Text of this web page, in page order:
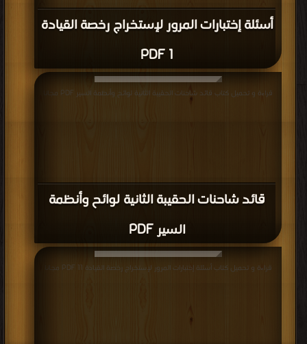
أسئلة إختبارات المرور لإستخراج رخصة القيادة
1 PDF
قائد شاحنات الحقيبة الثانية لوائح وأنظمة
السير PDF
قراءة و تحميل كتاب قائد شاحنات الحقيبة الثانية لوائح وأنظمة السير PDF مجانا
قراءة و تحميل كتاب أسئلة إختبارات المرور لإستخراج رخصة القيادة 11 PDF مجانا